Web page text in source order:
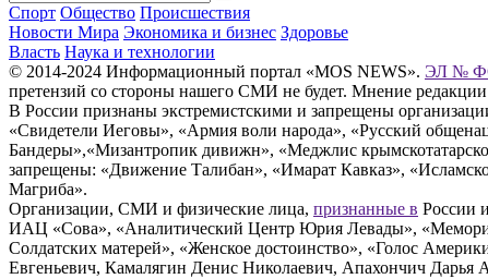
Спорт Общество Происшествия
Новости Мира Экономика и бизнес Здоровье
Власть Наука и технологии
© 2014-2024 Информационный портал «MOS NEWS». ЭЛ №
претензий со стороны нашего СМИ не будет. Мнение
В России признаны экстремистскими и запрещены
«Свидетели Иеговы», «Армия воли народа», «Русский
Бандеры»,«Мизантропик дивижн», «Меджлис
запрещены: «Движение Талибан», «Имарат Кавказ»,
Магриба».
Организации, СМИ и физические лица, признанные в России
ИАЦ «Сова», «Аналитический Центр Юрия Левады»,
Солдатских матерей», «Женское достоинство», «Голос
Евгеньевич, Камалягин Денис Николаевич, Апахончич Дарья